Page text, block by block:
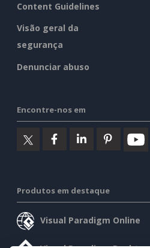
Content Guidelines
Visão geral da
segurança
Denunciar abuso
Encontre-nos em
Produtos em destaque
Visual Paradigm Online